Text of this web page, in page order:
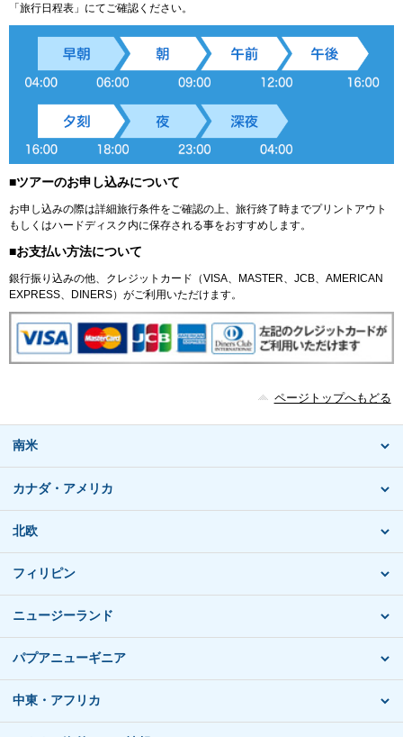
「旅行日程表」にてご確認ください。
■ツアーのお申し込みについて
お申し込みの際は詳細旅行条件をご確認の上、旅行終了時までプリントアウト
もしくはハードディスク内に保存される事をおすすめします。
■お支払い方法について
銀行振り込みの他、クレジットカード（VISA、MASTER、JCB、AMERICAN
EXPRESS、DINERS）がご利用いただけます。
ページトップへもどる
南米
カナダ・アメリカ
北欧
フィリピン
ニュージーランド
パプアニューギニア
中東・アフリカ